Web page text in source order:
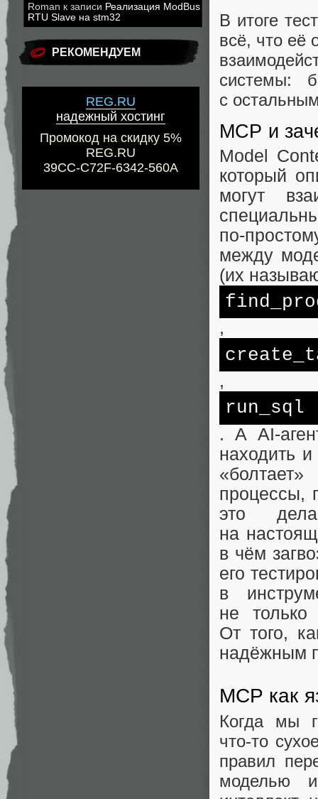
Roman к записи Реализация ModBus
RTU Slave на stm32
РЕКОМЕНДУЕМ
REG.RU
надежный хостинг
Промокод на скидку 5%
REG.RU
39CC-C72F-6342-560A
В итоге
всё, что её
системы:
с
MCP и
Model
который
могут
между
(их
,
,
run_sql
. А
находить
процессы,
это
на
в чём
его
в
не
От того,
надёжным
MCP как
Когда мы
что‑то
правил
моделью и